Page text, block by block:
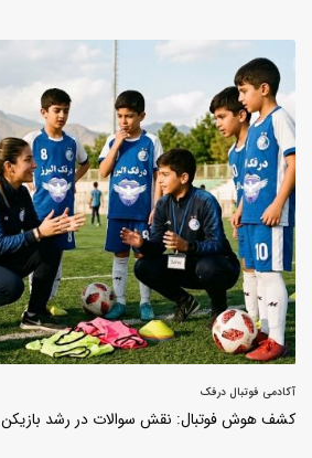
آکادمی فوتبال درفک
کشف هوش فوتبال: نقش سوالات در رشد بازیکن